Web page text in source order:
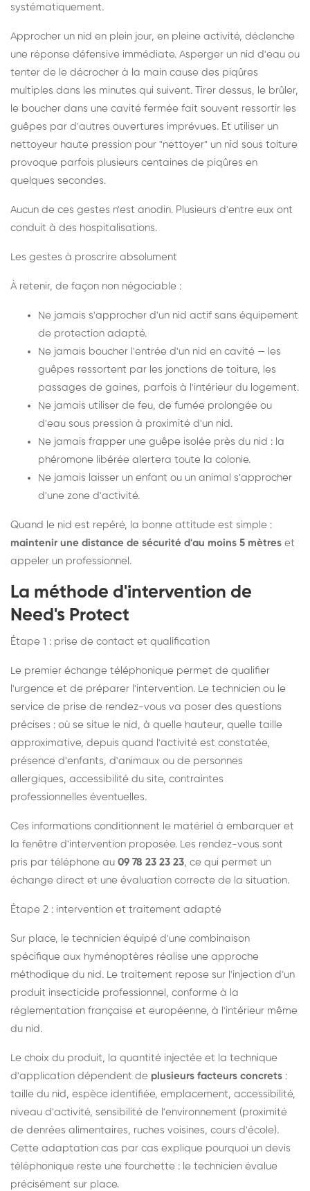
systématiquement.
Approcher un nid en plein jour, en pleine activité, déclenche
une réponse défensive immédiate. Asperger un nid d'eau ou
tenter de le décrocher à la main cause des piqûres
multiples dans les minutes qui suivent. Tirer dessus, le brûler,
le boucher dans une cavité fermée fait souvent ressortir les
guêpes par d'autres ouvertures imprévues. Et utiliser un
nettoyeur haute pression pour "nettoyer" un nid sous toiture
provoque parfois plusieurs centaines de piqûres en
quelques secondes.
Aucun de ces gestes n'est anodin. Plusieurs d'entre eux ont
conduit à des hospitalisations.
Les gestes à proscrire absolument
À retenir, de façon non négociable :
Ne jamais s'approcher d'un nid actif sans équipement
de protection adapté.
Ne jamais boucher l'entrée d'un nid en cavité — les
guêpes ressortent par les jonctions de toiture, les
passages de gaines, parfois à l'intérieur du logement.
Ne jamais utiliser de feu, de fumée prolongée ou
d'eau sous pression à proximité d'un nid.
Ne jamais frapper une guêpe isolée près du nid : la
phéromone libérée alertera toute la colonie.
Ne jamais laisser un enfant ou un animal s'approcher
d'une zone d'activité.
Quand le nid est repéré, la bonne attitude est simple :
maintenir une distance de sécurité d'au moins 5 mètres et
appeler un professionnel.
La méthode d'intervention de
Need's Protect
Étape 1 : prise de contact et qualification
Le premier échange téléphonique permet de qualifier
l'urgence et de préparer l'intervention. Le technicien ou le
service de prise de rendez-vous va poser des questions
précises : où se situe le nid, à quelle hauteur, quelle taille
approximative, depuis quand l'activité est constatée,
présence d'enfants, d'animaux ou de personnes
allergiques, accessibilité du site, contraintes
professionnelles éventuelles.
Ces informations conditionnent le matériel à embarquer et
la fenêtre d'intervention proposée. Les rendez-vous sont
pris par téléphone au 09 78 23 23 23, ce qui permet un
échange direct et une évaluation correcte de la situation.
Étape 2 : intervention et traitement adapté
Sur place, le technicien équipé d'une combinaison
spécifique aux hyménoptères réalise une approche
méthodique du nid. Le traitement repose sur l'injection d'un
produit insecticide professionnel, conforme à la
réglementation française et européenne, à l'intérieur même
du nid.
Le choix du produit, la quantité injectée et la technique
d'application dépendent de plusieurs facteurs concrets :
taille du nid, espèce identifiée, emplacement, accessibilité,
niveau d'activité, sensibilité de l'environnement (proximité
de denrées alimentaires, ruches voisines, cours d'école).
Cette adaptation cas par cas explique pourquoi un devis
téléphonique reste une fourchette : le technicien évalue
précisément sur place.